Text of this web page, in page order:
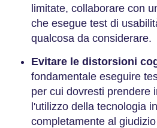
limitate, collaborare con
che esegue test di
qualcosa da considerare.
Evitare le distorsioni
fondamentale eseguire
per cui dovresti prendere
l'utilizzo della tecnologia
completamente al